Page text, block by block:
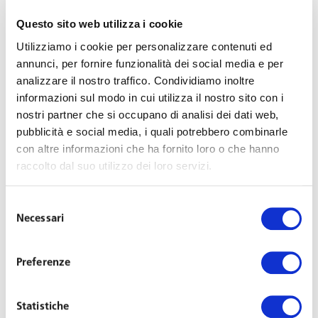
Questo sito web utilizza i cookie
Utilizziamo i cookie per personalizzare contenuti ed
annunci, per fornire funzionalità dei social media e per
analizzare il nostro traffico. Condividiamo inoltre
informazioni sul modo in cui utilizza il nostro sito con i
nostri partner che si occupano di analisi dei dati web,
pubblicità e social media, i quali potrebbero combinarle
con altre informazioni che ha fornito loro o che hanno
raccolto dal suo utilizzo dei loro servizi.
delNecessari
Preferenze
Statistiche
persone fisiche l’importo della NASpI di cui il lavoratore
avente diritto richieda la liquidazione anticipata in unica
soluzione al fine di associarsi in cooperativa per la
prestazione di attività lavorativa da parte del socio.
APE SOCIALE (COMMA
473)
sociale consistente in una indennità corrisposta fino al
soggetti che si trovino in particolari condizioni (età
specifiche condizioni di difficoltà/disagio quali, ad